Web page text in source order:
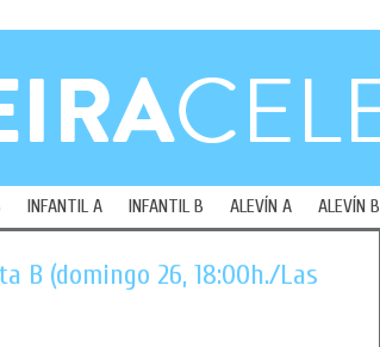
INFANTIL A INFANTIL B ALEVÍN A ALEVÍN B
B (domingo 26, 18:00h./Las